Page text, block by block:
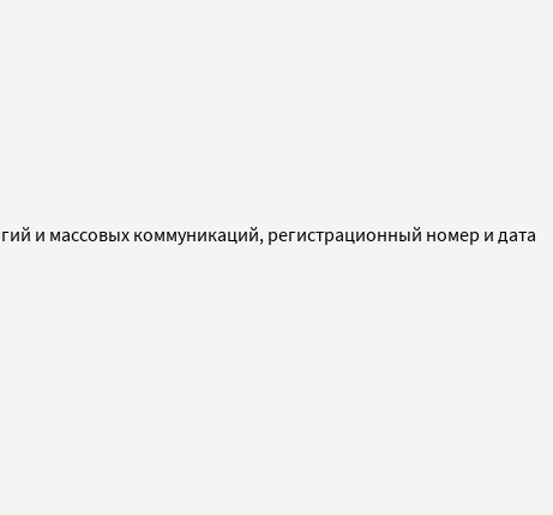
и массовых коммуникаций, регистрационный номер и дата